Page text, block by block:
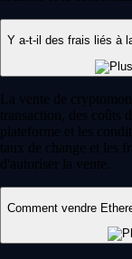
Y a-t-il des frais liés à
La vente de
transaction, des coûts
plateforme et les
taux de change et les
d'autoriser la vente.
Comment vendre